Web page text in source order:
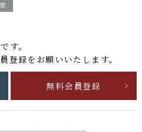
です。
登録をお願いいたします。
無料会員登録